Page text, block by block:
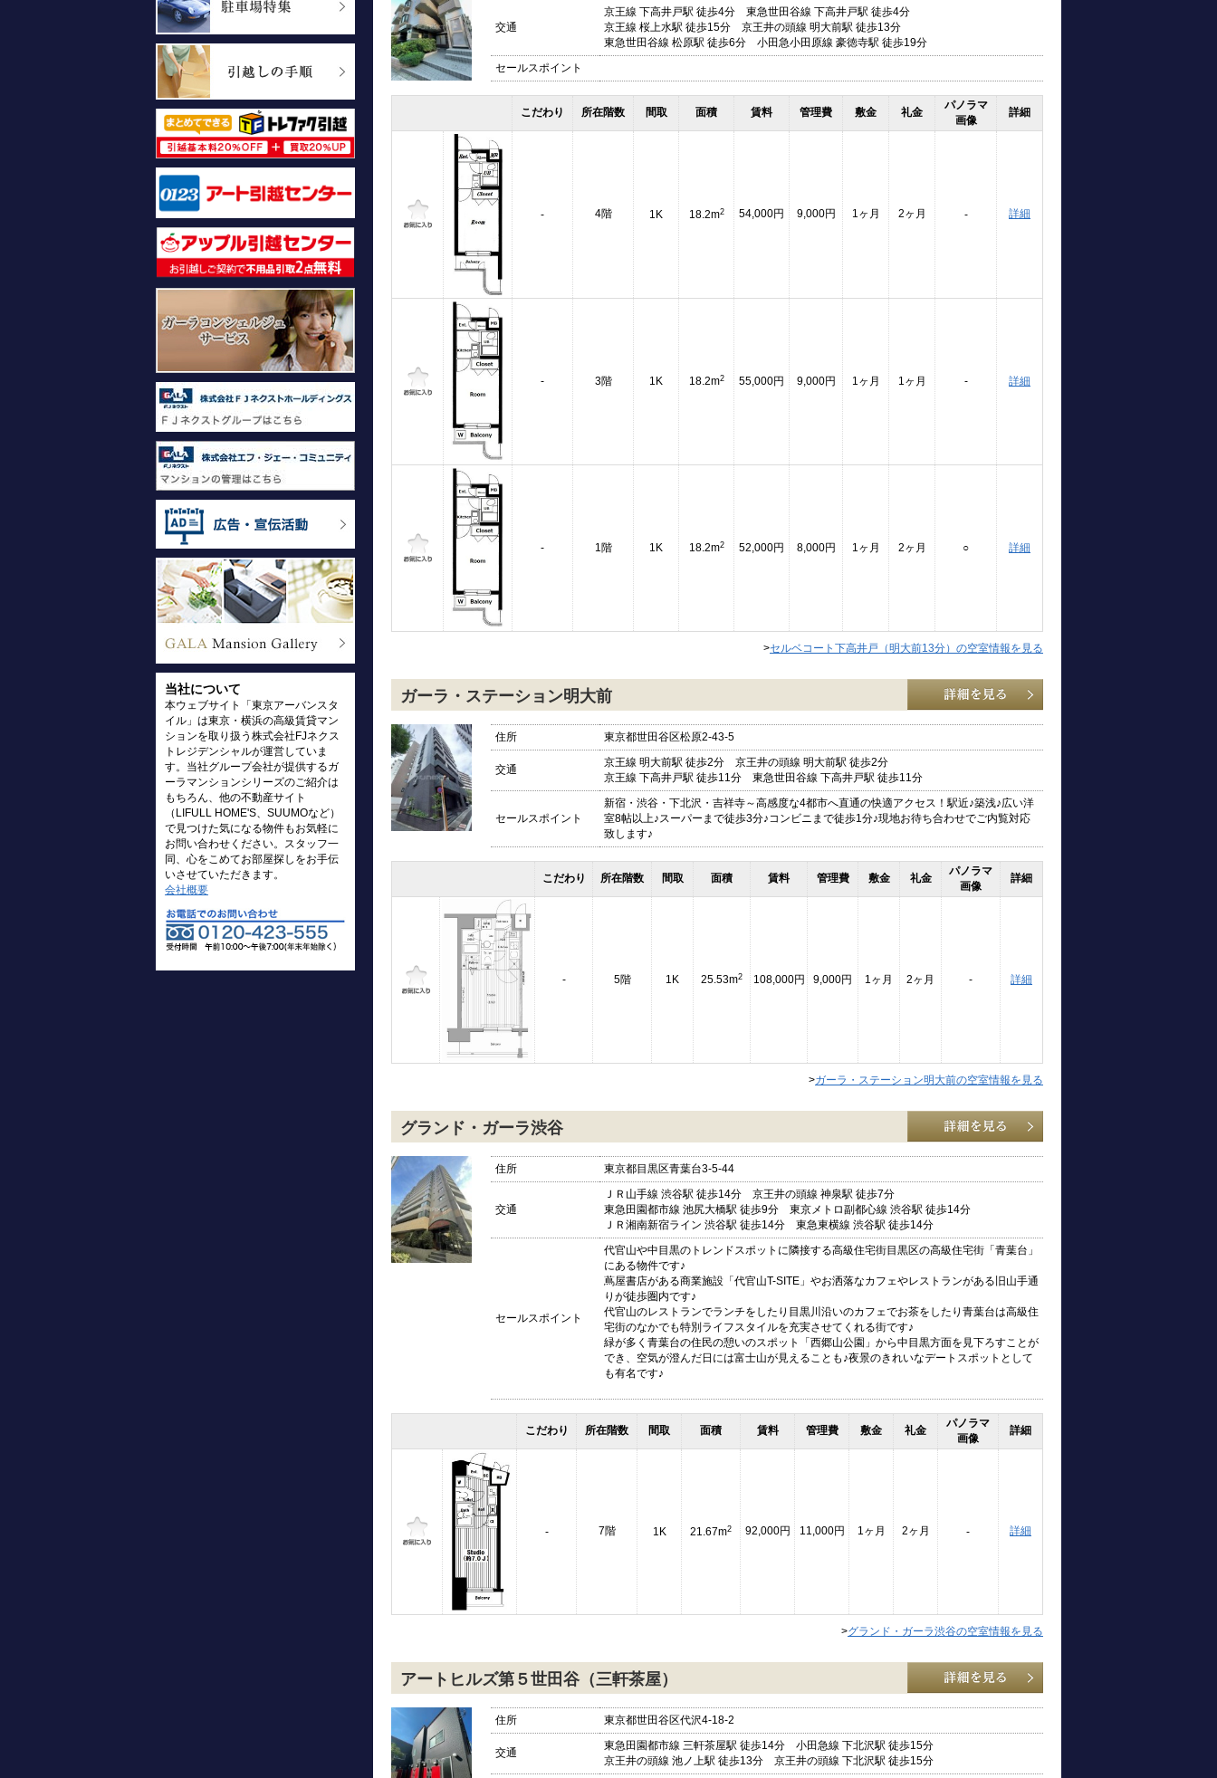
当社について
本ウェブサイト「東京アーバンスタ
イル」は東京・横浜の高級賃貸マン
ションを取り扱う株式会社FJネクス
トレジデンシャルが運営していま
す。当社グループ会社が提供するガ
ーラマンションシリーズのご紹介は
もちろん、他の不動産サイト
（LIFULL HOME'S、SUUMOなど）
で見つけた気になる物件もお気軽に
お問い合わせください。スタッフ一
同、心をこめてお部屋探しをお手伝
いさせていただきます。
会社概要
交通
京王線 下高井戸駅 徒歩4分 東急世田谷線 下高井戸駅 徒歩4分
京王線 桜上水駅 徒歩15分 京王井の頭線 明大前駅 徒歩13分
東急世田谷線 松原駅 徒歩6分 小田急小田原線 豪徳寺駅 徒歩19分
セールスポイント
こだわり 所在階数 間取 面積 賃料 管理費 敷金 礼金
パノラマ
画像
詳細
- 4階 1K 18.2m2 54,000円 9,000円 1ヶ月 2ヶ月 - 詳細
- 3階 1K 18.2m2 55,000円 9,000円 1ヶ月 1ヶ月 - 詳細
- 1階 1K 18.2m2 52,000円 8,000円 1ヶ月 2ヶ月 ○ 詳細
>セルベコート下高井戸（明大前13分）の空室情報を見る
ガーラ・ステーション明大前
住所 東京都世田谷区松原2-43-5
交通
京王線 明大前駅 徒歩2分 京王井の頭線 明大前駅 徒歩2分
京王線 下高井戸駅 徒歩11分 東急世田谷線 下高井戸駅 徒歩11分
セールスポイント
新宿・渋谷・下北沢・吉祥寺～高感度な4都市へ直通の快適アクセス！駅近♪築浅♪広い洋
室8帖以上♪スーパーまで徒歩3分♪コンビニまで徒歩1分♪現地お待ち合わせでご内覧対応
致します♪
こだわり 所在階数 間取 面積 賃料 管理費 敷金 礼金
パノラマ
画像
詳細
- 5階 1K 25.53m2 108,000円 9,000円 1ヶ月 2ヶ月 - 詳細
>ガーラ・ステーション明大前の空室情報を見る
グランド・ガーラ渋谷
住所 東京都目黒区青葉台3-5-44
交通
ＪＲ山手線 渋谷駅 徒歩14分 京王井の頭線 神泉駅 徒歩7分
東急田園都市線 池尻大橋駅 徒歩9分 東京メトロ副都心線 渋谷駅 徒歩14分
ＪＲ湘南新宿ライン 渋谷駅 徒歩14分 東急東横線 渋谷駅 徒歩14分
セールスポイント
代官山や中目黒のトレンドスポットに隣接する高級住宅街目黒区の高級住宅街「青葉台」
にある物件です♪
蔦屋書店がある商業施設「代官山T-SITE」やお洒落なカフェやレストランがある旧山手通
りが徒歩圏内です♪
代官山のレストランでランチをしたり目黒川沿いのカフェでお茶をしたり青葉台は高級住
宅街のなかでも特別ライフスタイルを充実させてくれる街です♪
緑が多く青葉台の住民の憩いのスポット「西郷山公園」から中目黒方面を見下ろすことが
でき、空気が澄んだ日には富士山が見えることも♪夜景のきれいなデートスポットとして
も有名です♪
こだわり 所在階数 間取 面積 賃料 管理費 敷金 礼金
パノラマ
画像
詳細
- 7階 1K 21.67m2 92,000円 11,000円 1ヶ月 2ヶ月 - 詳細
>グランド・ガーラ渋谷の空室情報を見る
アートヒルズ第５世田谷（三軒茶屋）
住所 東京都世田谷区代沢4-18-2
交通
東急田園都市線 三軒茶屋駅 徒歩14分 小田急線 下北沢駅 徒歩15分
京王井の頭線 池ノ上駅 徒歩13分 京王井の頭線 下北沢駅 徒歩15分